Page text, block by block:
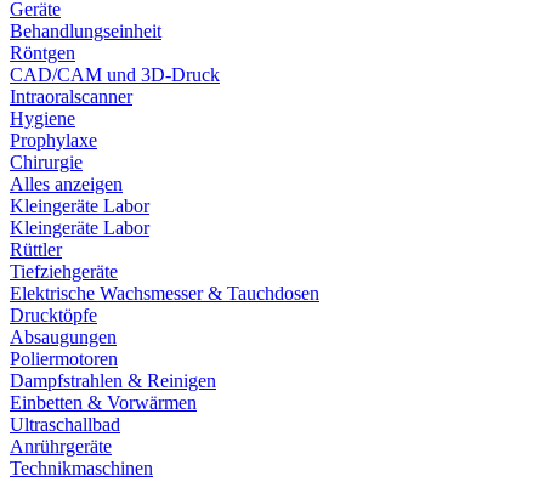
Geräte
Behandlungseinheit
Röntgen
CAD/CAM und 3D-Druck
Intraoralscanner
Hygiene
Prophylaxe
Chirurgie
Alles anzeigen
Kleingeräte Labor
Kleingeräte Labor
Rüttler
Tiefziehgeräte
Elektrische Wachsmesser & Tauchdosen
Drucktöpfe
Absaugungen
Poliermotoren
Dampfstrahlen & Reinigen
Einbetten & Vorwärmen
Ultraschallbad
Anrührgeräte
Technikmaschinen